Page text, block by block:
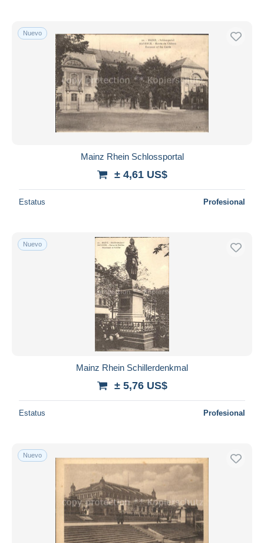
Nuevo
Mainz Rhein Schlossportal
± 4,61 US$
Estatus Profesional
Nuevo
Mainz Rhein Schillerdenkmal
± 5,76 US$
Estatus Profesional
Nuevo